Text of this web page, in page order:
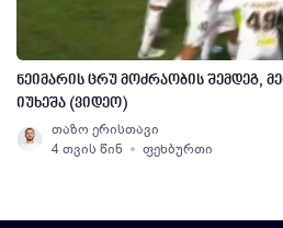
ნეიმარის ცრუ მოძრაობის შემდეგ,
იუხეშა (ვიდეო)
თაზო ერისთავი
4 თვის წინ
ფეხბურთი